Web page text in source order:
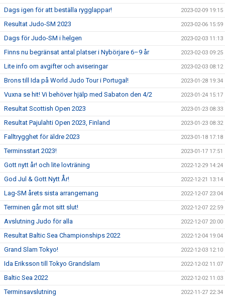
Dags igen för att beställa rygglappar! 2023-02-09 19:15
Resultat Judo-SM 2023 2023-02-06 15:59
Dags för Judo-SM i helgen 2023-02-03 11:13
Finns nu begränsat antal platser i Nybörjare 6–9 år 2023-02-03 09:25
Lite info om avgifter och aviseringar 2023-02-03 08:12
Brons till Ida på World Judo Tour i Portugal! 2023-01-28 19:34
Vuxna se hit! Vi behöver hjälp med Sabaton den 4/2 2023-01-24 15:17
Resultat Scottish Open 2023 2023-01-23 08:33
Resultat Pajulahti Open 2023, Finland 2023-01-23 08:32
Falltrygghet för äldre 2023 2023-01-18 17:18
Terminsstart 2023! 2023-01-17 17:51
Gott nytt år! och lite lovträning 2022-12-29 14:24
God Jul & Gott Nytt År! 2022-12-21 13:14
Lag-SM årets sista arrangemang 2022-12-07 23:04
Terminen går mot sitt slut! 2022-12-07 22:59
Avslutning Judo för alla 2022-12-07 20:00
Resultat Baltic Sea Championships 2022 2022-12-04 19:04
Grand Slam Tokyo! 2022-12-03 12:10
Ida Eriksson till Tokyo Grandslam 2022-12-02 11:07
Baltic Sea 2022 2022-12-02 11:03
Terminsavslutning 2022-11-27 22:34